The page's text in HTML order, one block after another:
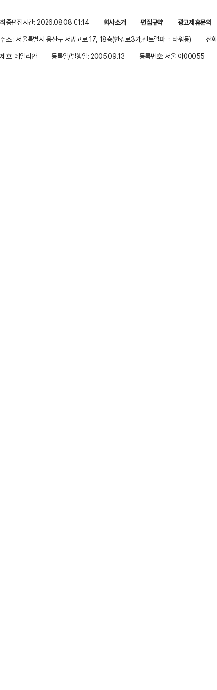
최종편집시간: 2026.08.08 01:14 회사소개 편집규약
광고제휴문의
주소 : 서울특별시 용산구 서빙고로 17, 18층(한강로3가,센트럴파크 타워동)
전
제호: 데일리안
등록일/발행일: 2005.09.13 등록번호: 서울 아00055